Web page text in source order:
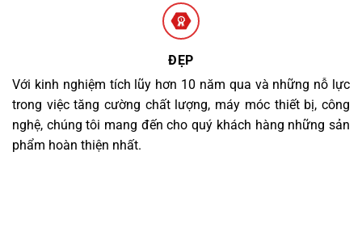
ĐẸP
Với kinh nghiệm tích lũy hơn 10 năm qua và những nỗ lực
trong việc tăng cường chất lượng, máy móc thiết bị, công
nghệ, chúng tôi mang đến cho quý khách hàng những sản
phẩm hoàn thiện nhất.